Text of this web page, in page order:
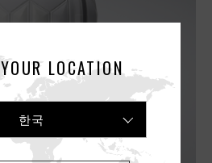
LOCATION
한국